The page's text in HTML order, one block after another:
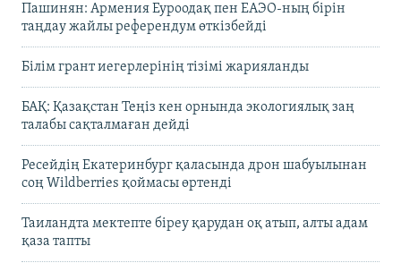
Пашинян: Армения Еуроодақ пен ЕАЭО-ның бірін
таңдау жайлы референдум өткізбейді
Білім грант иегерлерінің тізімі жарияланды
БАҚ: Қазақстан Теңіз кен орнында экологиялық заң
талабы сақталмаған дейді
Ресейдің Екатеринбург қаласында дрон шабуылынан
соң Wildberries қоймасы өртенді
Таиландта мектепте біреу қарудан оқ атып, алты адам
қаза тапты